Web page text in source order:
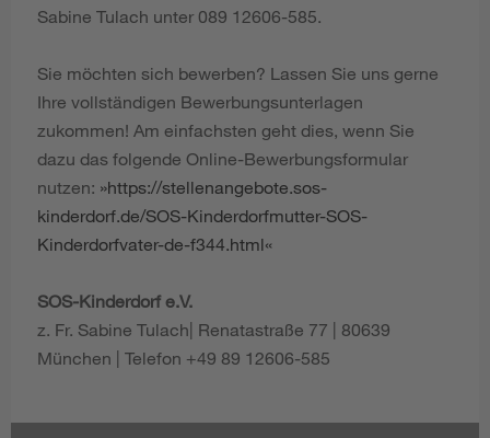
Sabine Tulach unter 089 12606-585.
Sie möchten sich bewerben? Lassen Sie uns gerne
Ihre vollständigen Bewerbungsunterlagen
zukommen! Am einfachsten geht dies, wenn Sie
dazu das folgende Online-Bewerbungsformular
nutzen:
https://stellenangebote.sos-
kinderdorf.de/SOS-Kinderdorfmutter-SOS-
Kinderdorfvater-de-f344.html
SOS-Kinderdorf e.V.
z. Fr. Sabine Tulach| Renatastraße 77 | 80639
München | Telefon +49 89 12606-585